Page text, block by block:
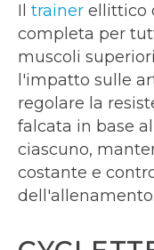
Il trainer ellittico
completa per
muscoli
l'impatto sulle
regolare la
falcata in base
ciascuno,
costante e
dell'allenamento.